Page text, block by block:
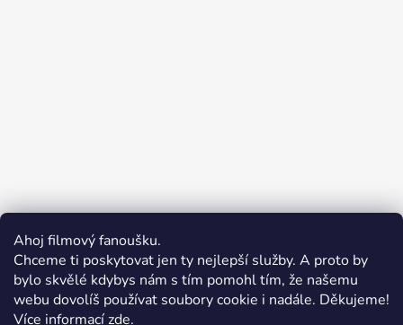
Ahoj filmový fanoušku.
Chceme ti poskytovat jen ty nejlepší služby. A proto by
bylo skvělé kdybys nám s tím pomohl tím, že našemu
webu dovolíš používat soubory cookie i nadále. Děkujeme!
Více informacízde.